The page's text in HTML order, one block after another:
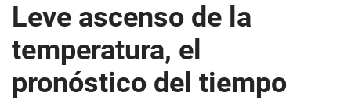
Leve ascenso de la
temperatura, el
pronóstico del tiempo